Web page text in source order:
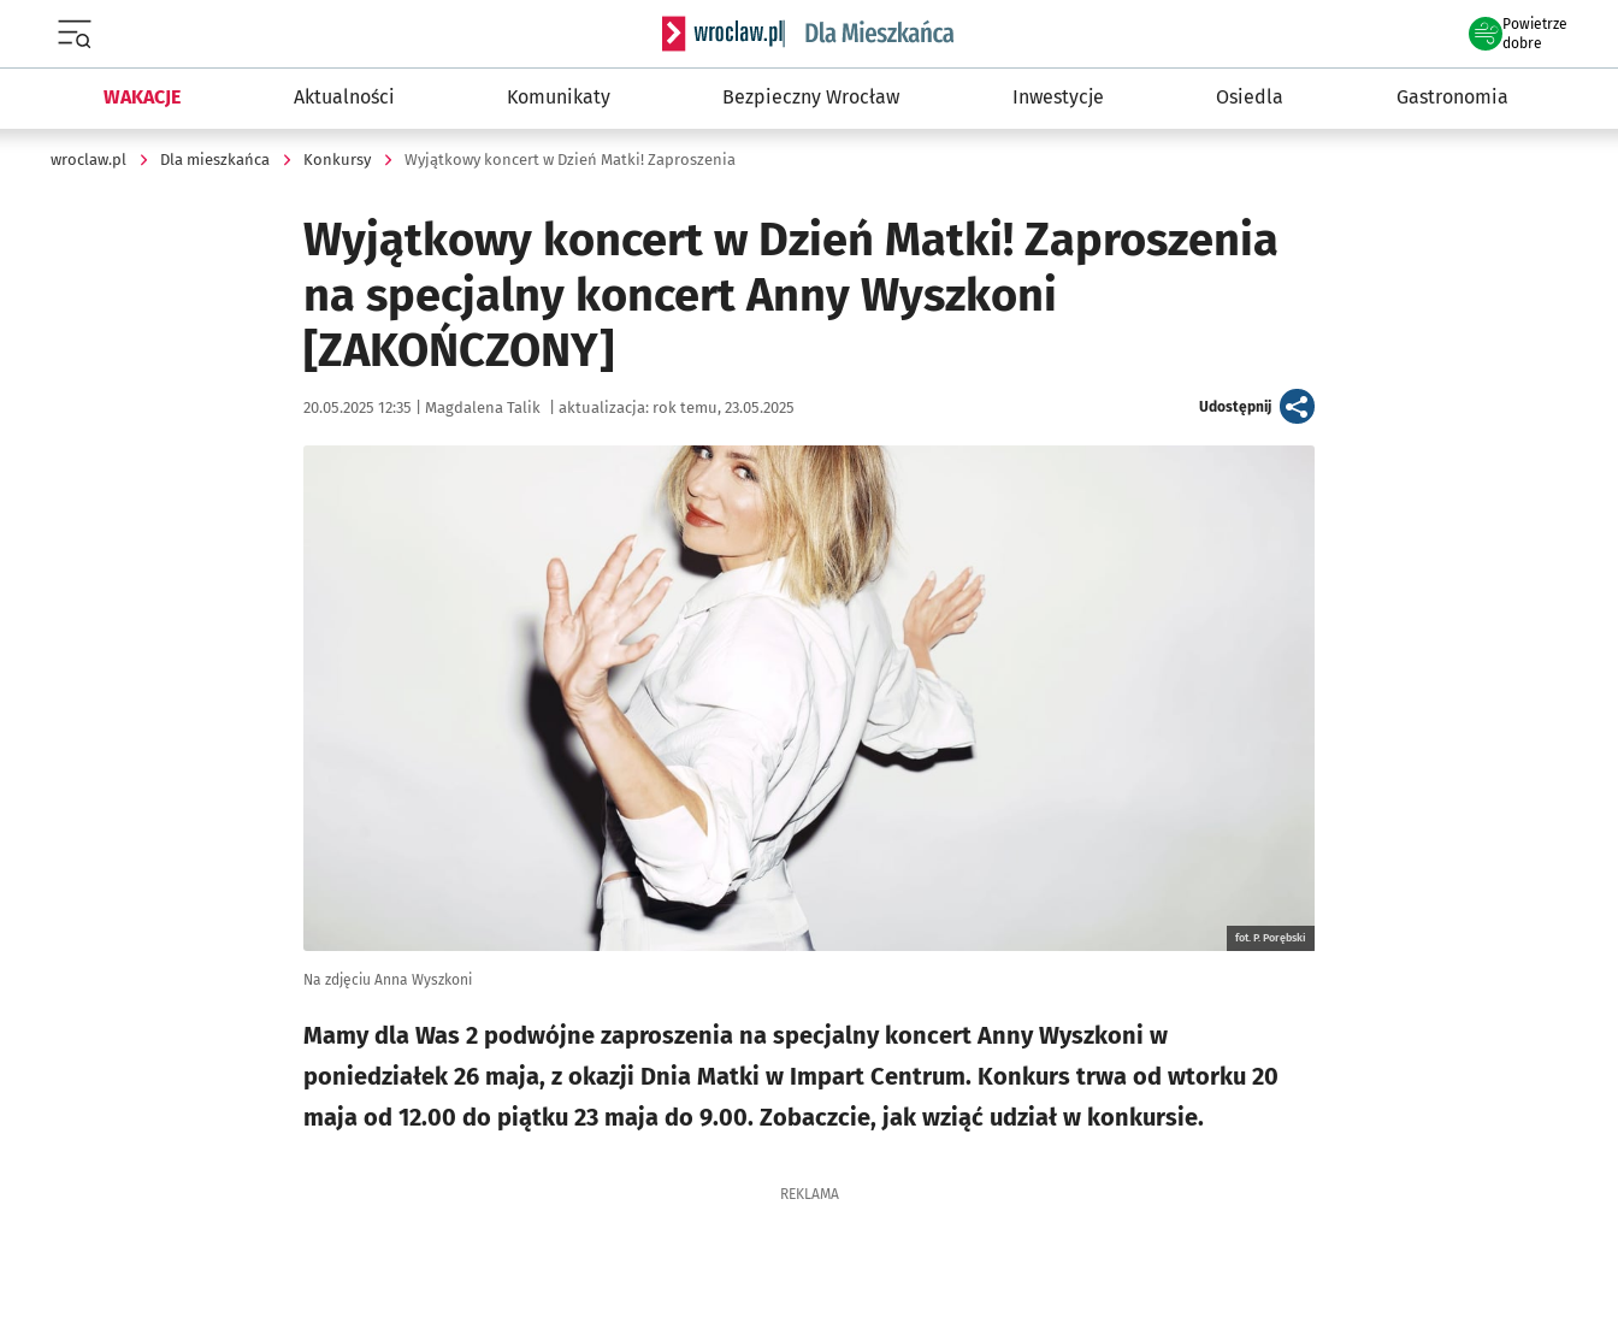
Serwis informacyjny wroclaw.pl podserwis: Dla mieszkańca
Powietrze
we Wrocławiu
dobre
WAKACJE Aktualności Komunikaty Bezpieczny Wrocław Inwestycje Osiedla Gastronomia
wroclaw.pl Dla mieszkańca Konkursy Wyjątkowy koncert w Dzień Matki! Zaproszenia
Wyjątkowy koncert w Dzień Matki! Zaproszenia
na specjalny koncert Anny Wyszkoni
[ZAKOŃCZONY]
Data publikacji:
20.05.2025 12:35 | Autor:
Magdalena Talik aktualizacja: rok temu, 23.05.2025 Udostępnijartykuł
fot. P. Porębski
Na zdjęciu Anna Wyszkoni
Mamy dla Was 2 podwójne zaproszenia na specjalny koncert Anny Wyszkoni w
poniedziałek 26 maja, z okazji Dnia Matki w Impart Centrum. Konkurs trwa od wtorku 20
maja od 12.00 do piątku 23 maja do 9.00. Zobaczcie, jak wziąć udział w konkursie.
REKLAMA